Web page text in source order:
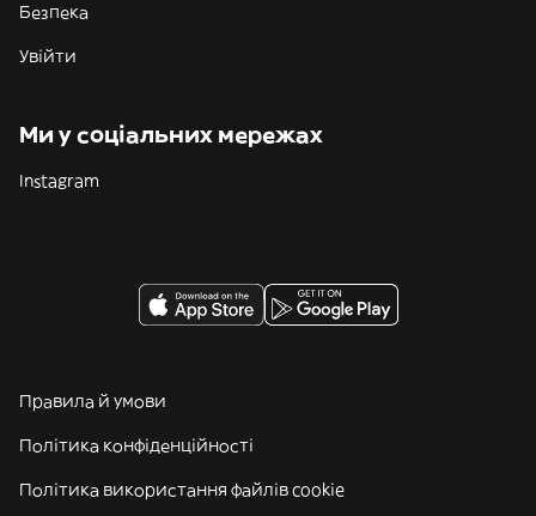
Безпека
Увійти
Ми у соціальних мережах
Instagram
Правила й умови
Політика конфіденційності
Політика використання файлів cookie